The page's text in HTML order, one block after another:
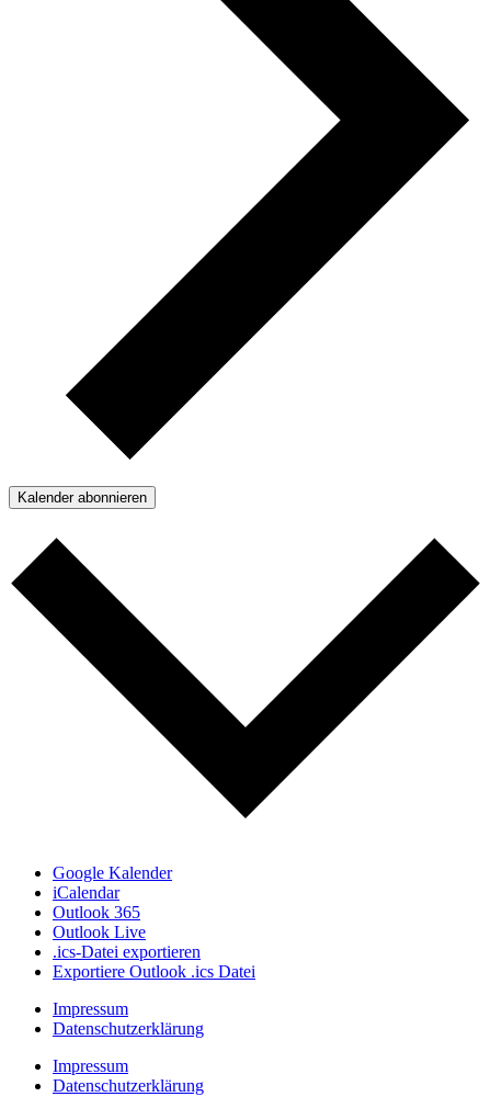
Kalender abonnieren
Google Kalender
iCalendar
Outlook 365
Outlook Live
.ics-Datei exportieren
Exportiere Outlook .ics Datei
Impressum
Datenschutzerklärung
Impressum
Datenschutzerklärung